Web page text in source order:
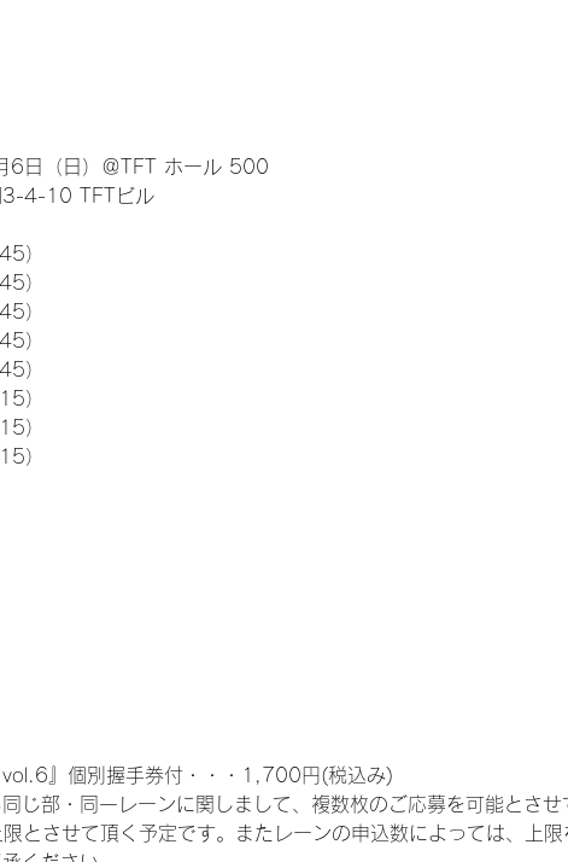
6日（日）＠TFT ホール 500
3-4-10 TFTビル
）
）
）
）
）
）
）
）
vol.6』個別握手券付・・・1,700円(税込み)
じ部・同一レーンに関しまして、複数枚のご応募を可能とさ
とさせて頂く予定です。またレーンの申込数によっては、上